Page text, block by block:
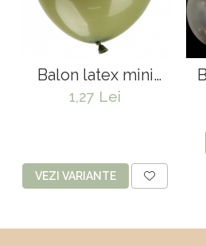
Balon latex mini
jumbo - 45 cm
1,27 Lei
VEZI VARIANTE